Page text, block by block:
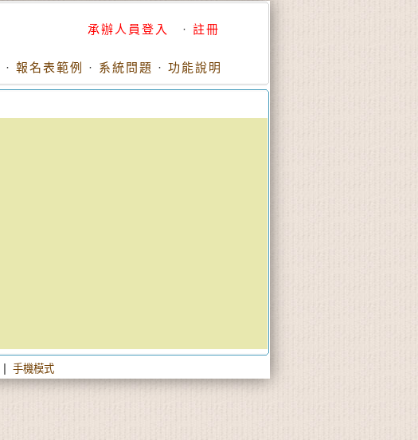
承辦人員登入 · 註冊
· 報名表範例 · 系統問題 · 功能說明
| 手機模式